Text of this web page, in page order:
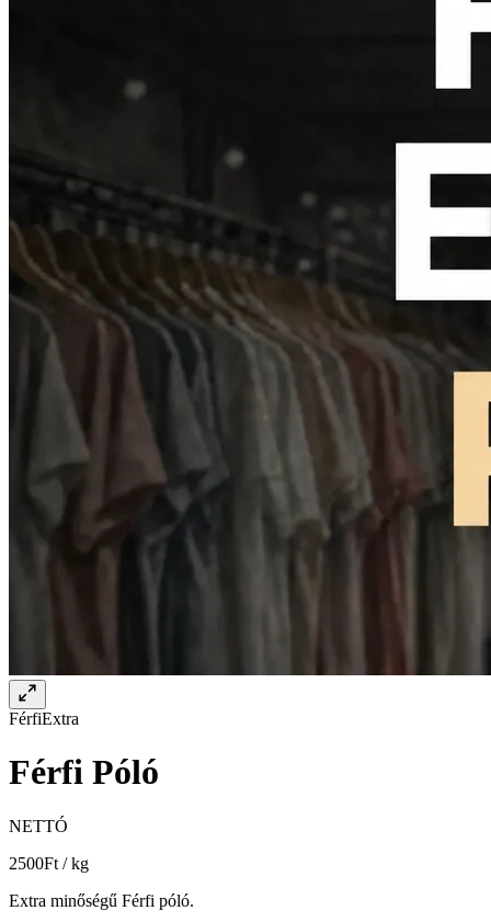
FérfiExtra
Férfi Póló
NETTÓ
2500Ft / kg
Extra minőségű Férfi póló.